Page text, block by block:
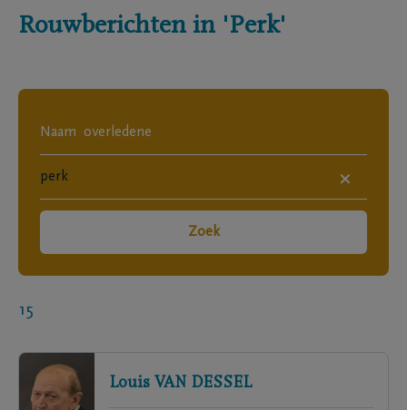
Rouwberichten in 'Perk'
×
Zoek
15
Louis VAN DESSEL